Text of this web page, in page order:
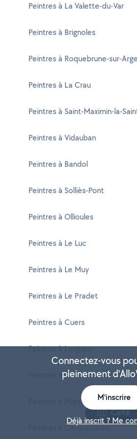
Peintres à La Valette-du-Var
Peintres à Brignoles
Peintres à Roquebrune-sur-
Peintres à La Crau
Peintres à Saint-Maximin-la-
Peintres à Vidauban
Peintres à Bandol
Peintres à Solliès-Pont
Peintres à Ollioules
Peintres à Le Luc
Peintres à Le Muy
Peintres à Le Pradet
Peintres à Cuers
Peintres à Lorgues
Peintres à Le Lavandou
Peintres à Puget-sur-Argens
Peintres à Carqueiranne
Carte
Connectez-vous
pleinement
M'inscrire
Déjà inscrit ? Me